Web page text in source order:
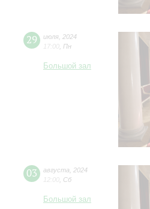
29 июля 2024
17:00 Пн
Большой зал
03 августа
2024
12:00 Сб
Большой зал